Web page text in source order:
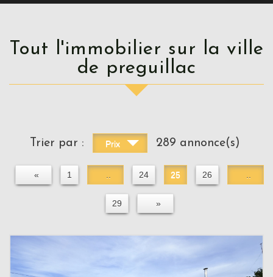
Tout l'immobilier sur la ville
de preguillac
Trier par : Prix 289 annonce(s)
« 1 .. 24 25 26 ..
29 »